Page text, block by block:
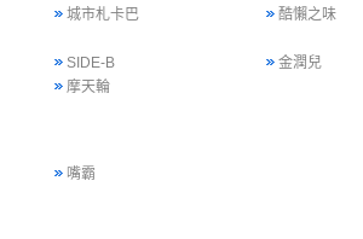
城市札卡巴
酷懶之味
SIDE-B
金潤兒
摩天輪
嘴霸